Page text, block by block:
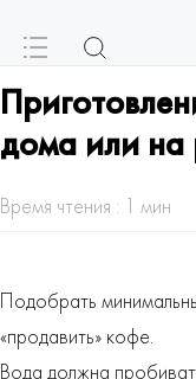
дома или на
Время чтения : 1 мин
Подобрать
«продавить» кофе.
Вода должна